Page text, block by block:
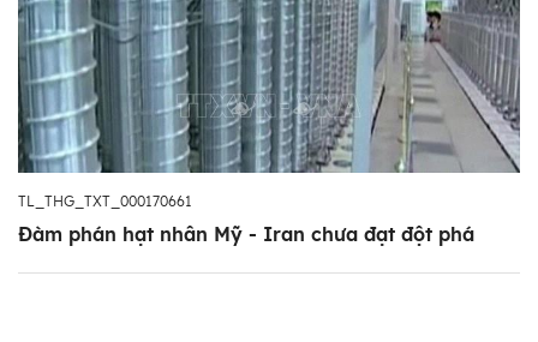
TL_THG_TXT_000170661
Đàm phán hạt nhân Mỹ - Iran chưa đạt đột phá